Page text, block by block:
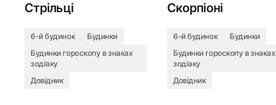
Стрільці
6-й будинок
Будинки
Будинки гороскопу в знаках
зодіаку
Довідник
Скорпіоні
6-й будинок
Будинки
Будинки гороскопу в знаках
зодіаку
Довідник